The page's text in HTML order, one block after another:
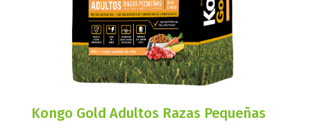
Kongo Gold Adultos Razas Pequeñas